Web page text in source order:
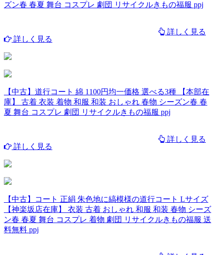
ズン春 春夏 舞台 コスプレ 劇団 リサイクルきもの福服 ppj
詳しく見る
詳しく見る
【中古】道行コート 綿 1100円均一価格 選べる3種 【本部在
庫】 古着 衣装 着物 和服 和装 おしゃれ 春物 シーズン春 春
夏 舞台 コスプレ 劇団 リサイクルきもの福服 ppj
詳しく見る
詳しく見る
【中古】コート 正絹 朱色地に縞模様の道行コート Lサイズ
【神楽坂店在庫】 衣装 古着 おしゃれ 和服 和装 春物 シーズ
ン春 春夏 舞台 コスプレ 着物 劇団 リサイクルきもの福服 送
料無料 ppj